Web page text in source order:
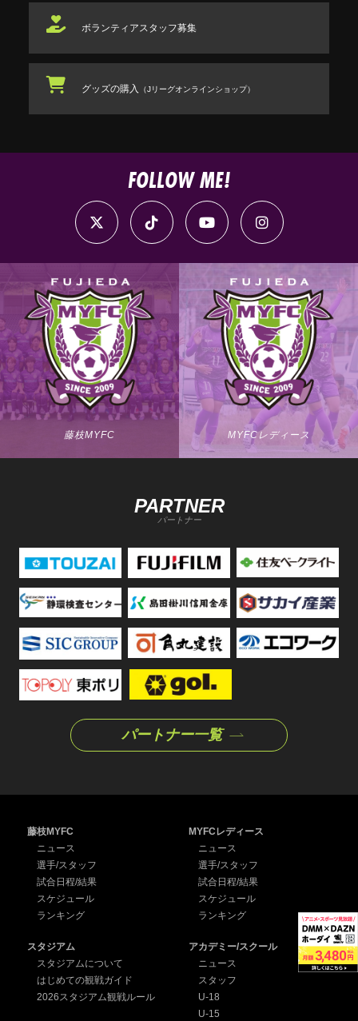
ボランティアスタッフ募集
グッズの購入 （Jリーグオンラインショップ）
FOLLOW ME!
藤枝MYFC MYFCレディース
PARTNER
パートナー
パートナー一覧
藤枝MYFC
ニュース
選手/スタッフ
試合日程/結果
スケジュール
ランキング
MYFCレディース
ニュース
選手/スタッフ
試合日程/結果
スケジュール
ランキング
スタジアム
スタジアムについて
はじめての観戦ガイド
2026スタジアム観戦ルール
アカデミー/スクール
ニュース
スタッフ
U-18
U-15